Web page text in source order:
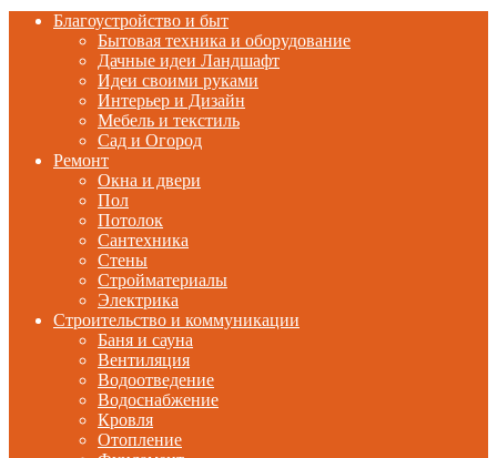
Благоустройство и быт
Бытовая техника и оборудование
Дачные идеи Ландшафт
Идеи своими руками
Интерьер и Дизайн
Мебель и текстиль
Сад и Огород
Ремонт
Окна и двери
Пол
Потолок
Сантехника
Стены
Стройматериалы
Электрика
Строительство и коммуникации
Баня и сауна
Вентиляция
Водоотведение
Водоснабжение
Кровля
Отопление